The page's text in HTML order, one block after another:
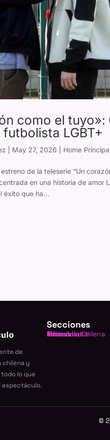
como el
LGBT+
May 27, 2026 Home
de la teleserie “Un
en una historia de amor
éxito que ha...
de
chilena y
lo que
espectáculo.
Secciones
Farándula Chilena
Internacional
TV
Música
Actualidad
©